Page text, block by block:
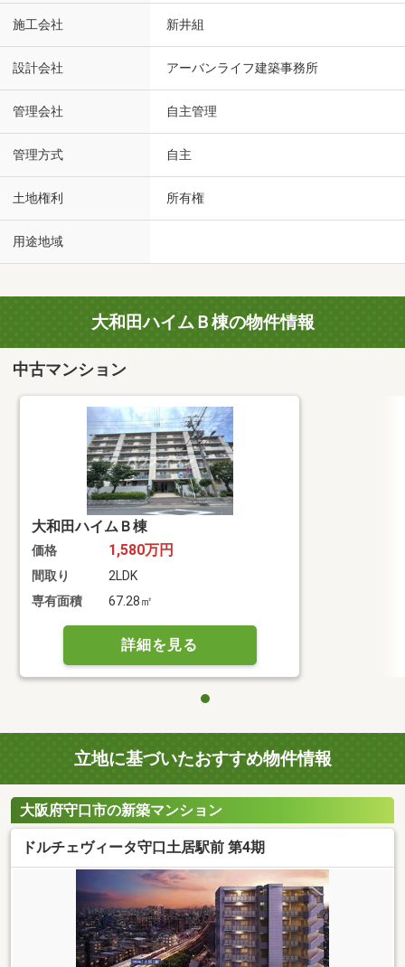
施工会社 新井組
設計会社 アーバンライフ建築事務所
管理会社 自主管理
管理方式 自主
土地権利 所有権
用途地域
大和田ハイムＢ棟の物件情報
中古マンション
大和田ハイムＢ棟
価格 1,580万円
間取り
2LDK
専有面積
67.28㎡
詳細を見る
立地に基づいたおすすめ物件情報
大阪府守口市の新築マンション
ドルチェヴィータ守口土居駅前 第4期